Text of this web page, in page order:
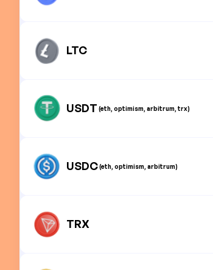
LTC
USDT (eth, optimism, arbitrum, trx)
USDC(eth, optimism, arbitrum)
TRX